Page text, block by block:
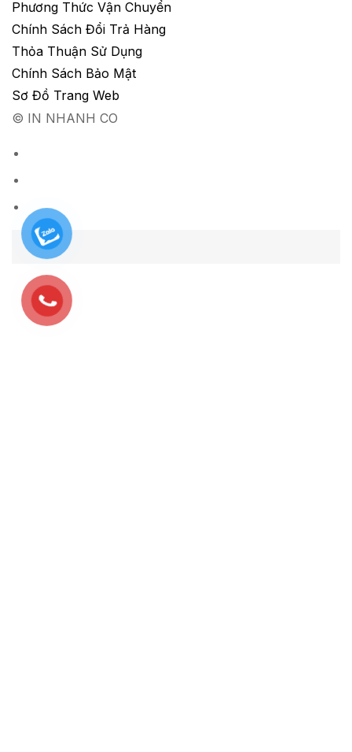
Phương Thức Vận Chuyển
Chính Sách Đổi Trả Hàng
Thỏa Thuận Sử Dụng
Chính Sách Bảo Mật
Sơ Đồ Trang Web
© IN NHANH CO